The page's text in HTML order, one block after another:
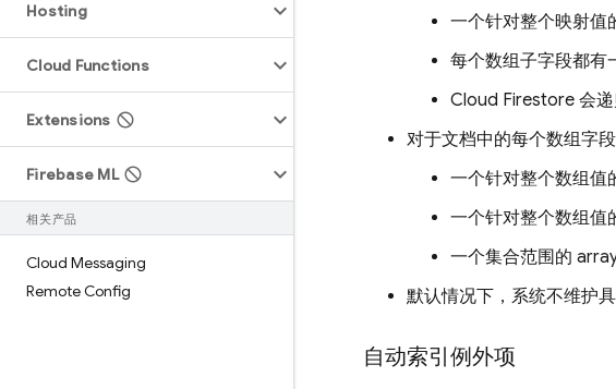
Hosting
Cloud Functions
Extensions
Firebase ML
相关产品
Cloud Messaging
Remote Config
一个针对整个映射值
每个数组子字段都有
Cloud Firestore 会
对于文档中的每个数组字段
一个针对整个数组值
一个针对整个数组值
一个集合范围的
默认情况下，系统不维护
自动索引例外项